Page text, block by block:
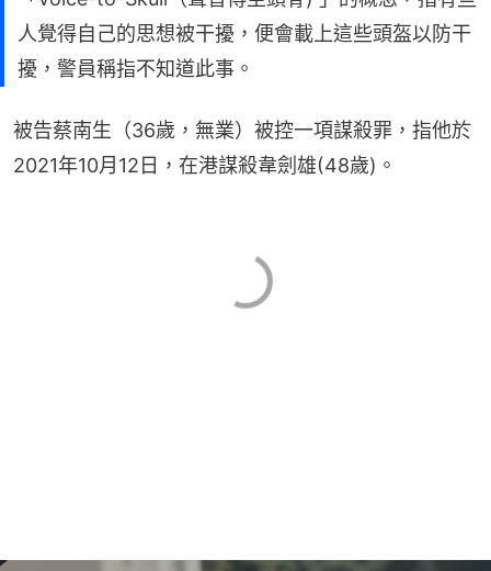
人覺得自己的思想被干擾，便會載上這些頭盔以防干
擾，警員稱指不知道此事。
被告蔡南生（36歲，無業）被控一項謀殺罪，指他於
2021年10月12日，在港謀殺韋劍雄(48歲)。